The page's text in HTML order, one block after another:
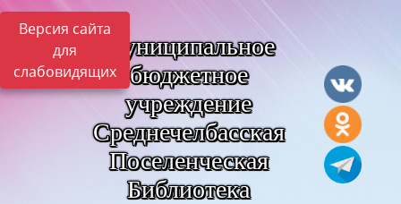
Версия сайта
для
слабовидящих
Муниципальное
бюджетное
учреждение
Среднечелбасская
Поселенческая
Библиотека